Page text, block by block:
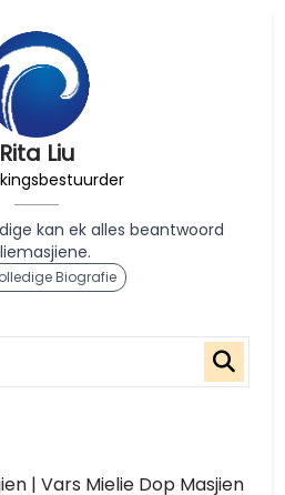
Rita Liu
kan ek alles beantwoord
Biografie
| Vars Mielie Dop Masjien